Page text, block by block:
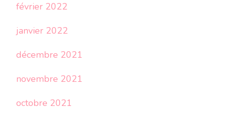
février 2022
janvier 2022
décembre 2021
novembre 2021
octobre 2021